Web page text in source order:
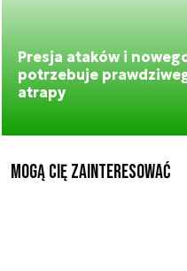
Presja ataków i
potrzebuje
atrapy
Mogą Cię zainteresować